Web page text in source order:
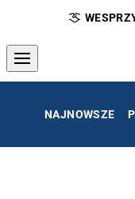
NAJNOWSZE